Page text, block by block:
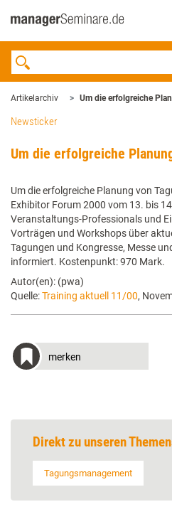
Artikelarchiv Um die erfolgreiche
Newsticker
Um die erfolgreiche
Um die erfolgreiche Planung von
Exhibitor Forum 2000 vom 13. bis
Veranstaltungs-Professionals und
Vorträgen und Workshops über
Tagungen und Kongresse, Messe
informiert. Kostenpunkt: 970 Mark.
Autor(en): (pwa)
Quelle:Training aktuell 11/00,
merken
Direkt zu unseren
Tagungsmanagement